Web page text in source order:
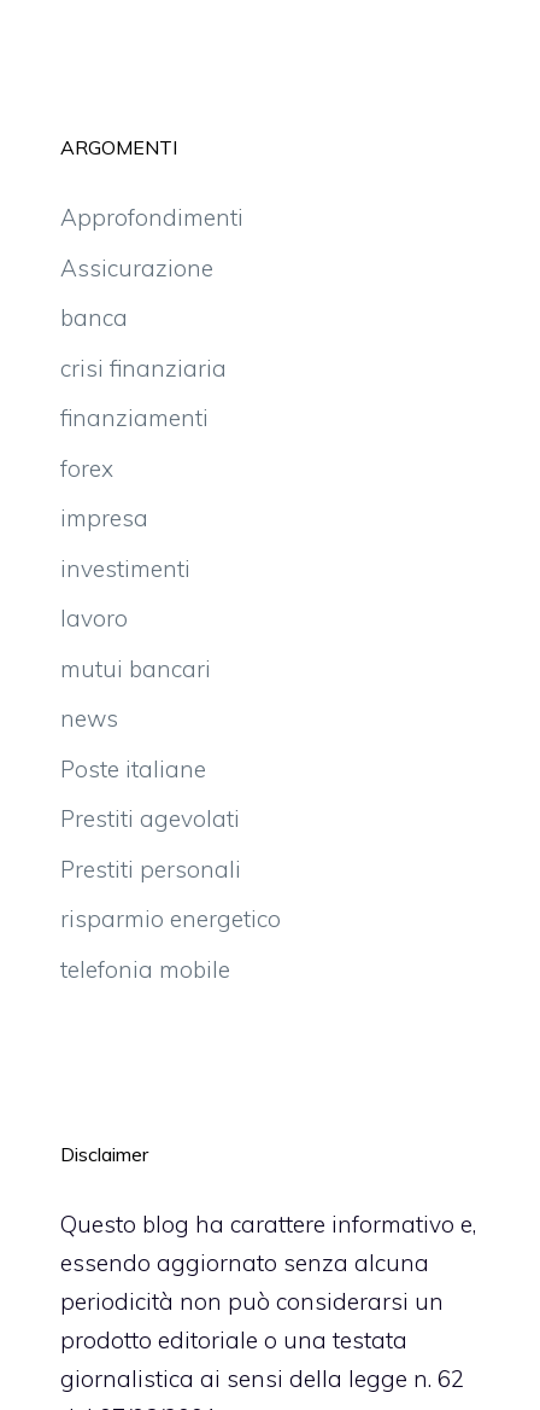
ARGOMENTI
Approfondimenti
Assicurazione
banca
crisi finanziaria
finanziamenti
forex
impresa
investimenti
lavoro
mutui bancari
news
Poste italiane
Prestiti agevolati
Prestiti personali
risparmio energetico
telefonia mobile
Disclaimer
Questo blog ha carattere informativo e,
essendo aggiornato senza alcuna
periodicità non può considerarsi un
prodotto editoriale o una testata
giornalistica ai sensi della legge n. 62